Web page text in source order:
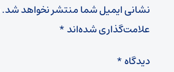
نشانی ایمیل شما منتشر نخواهد شد.
علامت‌گذاری شده‌اند*
دیدگاه*